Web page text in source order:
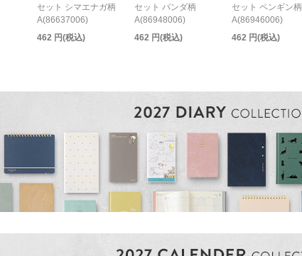
セット シマエナガ柄
A(86637006)
462 円(税込)
セット パンダ柄
A(86948006)
462 円(税込)
セット ペンギン柄
A(86946006)
462 円(税込)